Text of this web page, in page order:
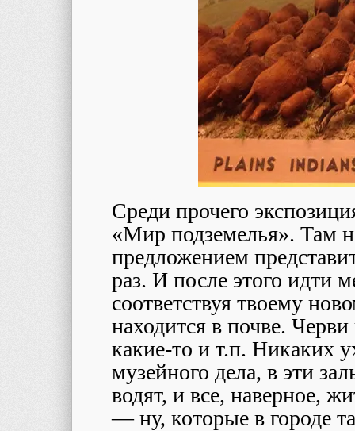
Среди прочего
«Мир подземелья». Там
предложением
раз. И после этого идти
соответствуя твоему
находится в почве.
какие-то и т.п. Никаких
музейного дела, в эти
водят, и все, наверное,
― ну, которые в городе